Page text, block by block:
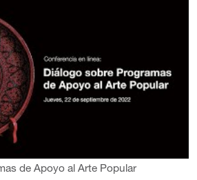
de Apoyo al Arte Popular